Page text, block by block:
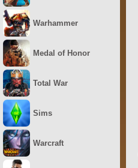
Warhammer
Medal of Honor
Total War
Sims
Warcraft